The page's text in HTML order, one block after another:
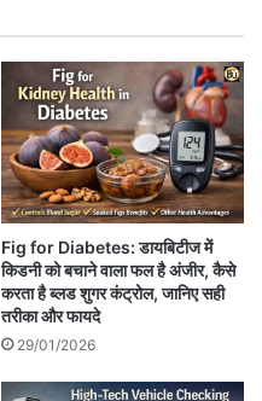
Fig for Diabetes: डायबिटीज में
किडनी को बचाने वाला फल है अंजीर, कैसे
करता है ब्लड शुगर कंट्रोल, जानिए सही
तरीका और फायदे
29/01/2026